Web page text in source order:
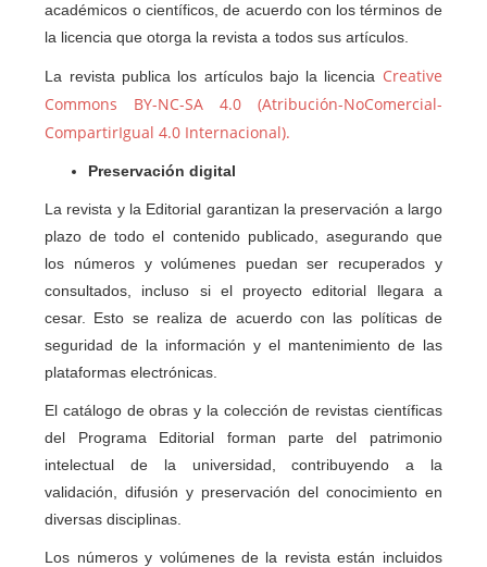
académicos o científicos, de acuerdo con los términos de
la licencia que otorga la revista a todos sus artículos.
La revista publica los artículos bajo la licencia Creative
Commons BY-NC-SA 4.0 (Atribución-NoComercial-
CompartirIgual 4.0 Internacional).
Preservación digital
La revista y la Editorial garantizan la preservación a largo
plazo de todo el contenido publicado, asegurando que
los números y volúmenes puedan ser recuperados y
consultados, incluso si el proyecto editorial llegara a
cesar. Esto se realiza de acuerdo con las políticas de
seguridad de la información y el mantenimiento de las
plataformas electrónicas.
El catálogo de obras y la colección de revistas científicas
del Programa Editorial forman parte del patrimonio
intelectual de la universidad, contribuyendo a la
validación, difusión y preservación del conocimiento en
diversas disciplinas.
Los números y volúmenes de la revista están incluidos